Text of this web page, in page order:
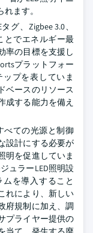
ます。
グ、Zigbee 3.0、
とでエネルギー最
率の目標を支援し
プラットフォー
プを表していま
ベースのリソース
成する能力を備え
べての光源と制御
設計にする必要が
明を促進していま
ュラーLED照明設
を導入すること
れにより、新しい
府規制に加え、調
プライヤー提供の